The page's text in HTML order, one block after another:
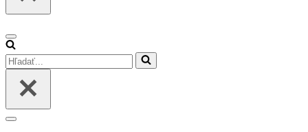
Menu
navigácie
Hľadať
Menu